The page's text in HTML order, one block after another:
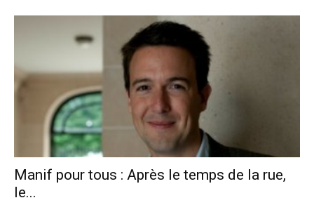
Manif pour tous : Après le temps de la rue,
le...